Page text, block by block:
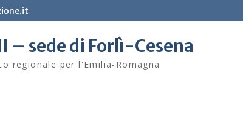
– sede di Forlì-Cesena
regionale per l'Emilia-Romagna